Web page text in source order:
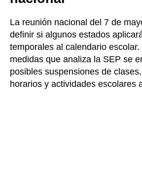
La reunión nacional del 7 de
definir si algunos estados
temporales al calendario
medidas que analiza la SEP se
posibles suspensiones de
horarios y actividades escolares